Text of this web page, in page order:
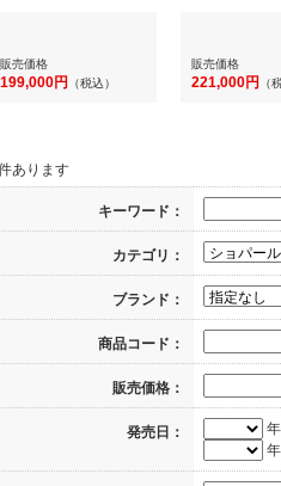
販売価格
199,000円 （税込）
販売価格
221,000円 （
あります
キーワード：
カテゴリ：
ブランド：
商品コード：
販売価格：
発売日： 年
年